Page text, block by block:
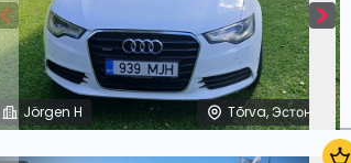
Jörgen H Tõrva, Эстония